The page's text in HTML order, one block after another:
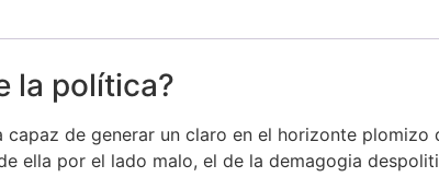
la política?
capaz de generar un claro en el horizonte
ella por el lado malo, el de la demagogia